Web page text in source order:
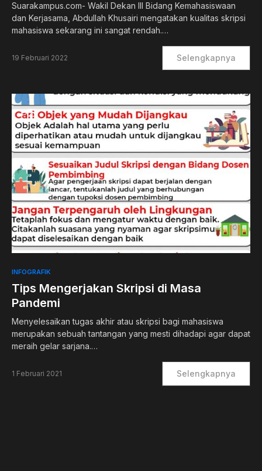
Suarakampus.com- Wakil Dekan III Bidang Kemahasiswaan
dan Kerjasama, Abdullah Khusairi mengatakan kualitas skripsi
mahasiswa sekarang ini sangat rendah.…
19 Februari 2022 Selengkapnya
1
INFOGRAFIK
Tips Mengerjakan Skripsi di Masa
Pandemi
Menyelesaikan tugas akhir atau skripsi bagi mahasiswa
merupakan sebuah tantangan yang mesti dihadapi agar dapat
meraih gelar sarjana.…
1 Februari 2021 Selengkapnya